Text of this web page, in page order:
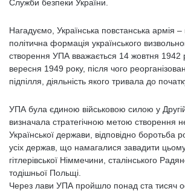
Служби безпеки України.
Нагадуємо, Українська повстанська армія –
політична формація українського
створення УПА вважається 14 жовтня 1942
вересня 1949 року, після чого
підпілля, діяльність якого тривала до
УПА була єдиною військовою силою у Другій
визначала стратегічною метою створення
Української держави, відповідно боротьба
усіх держав, що намагалися завадити
гітлерівської Німмечини, сталінського
тодішньої Польщі.
Через лави УПА пройшло понад ста тисяч